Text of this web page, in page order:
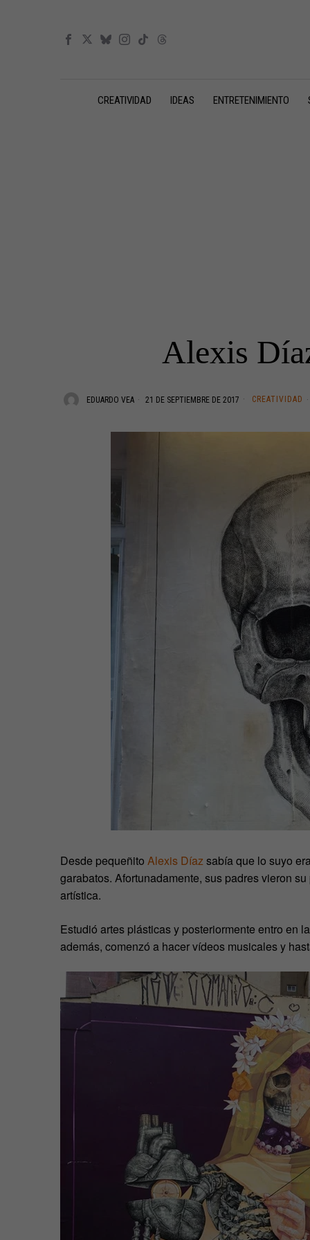
CREATIVIDAD IDEAS ENTRETENIMIENTO
Alexis
EDUARDO VEA 21 DE SEPTIEMBRE DE 2017 CREATIVIDAD
Desde pequeñito Alexis Díaz sabía que lo suyo
garabatos. Afortunadamente, sus padres vieron
artística.
Estudió artes plásticas y posteriormente entro en
además, comenzó a hacer vídeos musicales y